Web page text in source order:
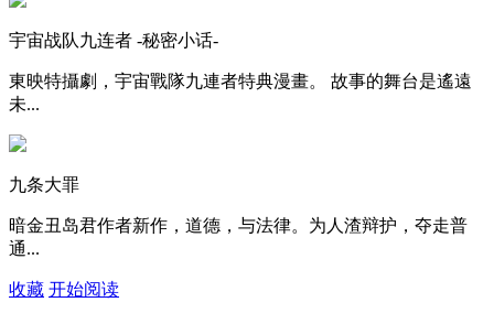
宇宙战队九连者 -秘密小话-
東映特攝劇，宇宙戰隊九連者特典漫畫。 故事的舞台是遙遠
未...
九条大罪
暗金丑岛君作者新作，道德，与法律。为人渣辩护，夺走普
通...
收藏 开始阅读